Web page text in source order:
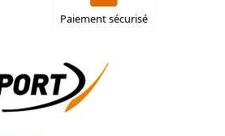
Paiement sécurisé